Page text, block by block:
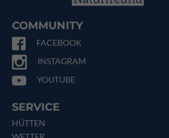
COMMUNITY
FACEBOOK
INSTAGRAM
YOUTUBE
SERVICE
HÜTTEN